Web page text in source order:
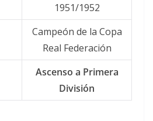
1951/1952
Campeón de la Copa
Real Federación
Ascenso a Primera
División